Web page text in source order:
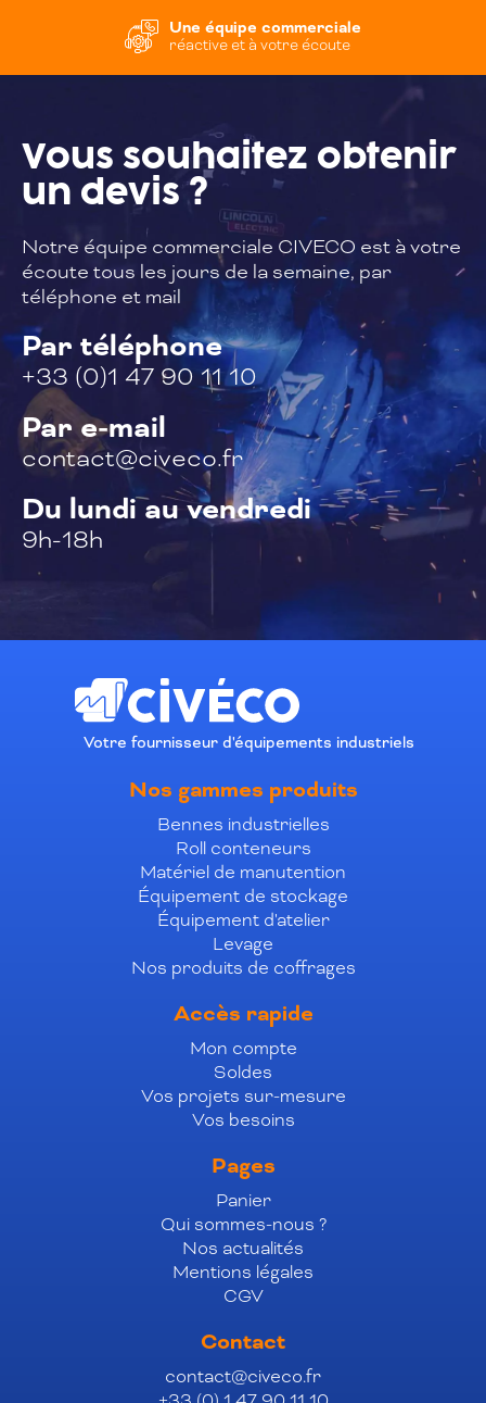
Une équipe commerciale
réactive et à votre écoute
Vous souhaitez obtenir
un devis ?
Notre équipe commerciale CIVECO est àvotre
écoute tous les jours de la semaine, par
téléphone et mail
Par téléphone
+33 (0)1 47 90 11 10
Par e-mail
contact@civeco.fr
Du lundi au vendredi
9h-18h
Votre fournisseur d'équipements industriels
Nos gammes produits
Bennes industrielles
Roll conteneurs
Matériel de manutention
Équipement de stockage
Équipement d'atelier
Levage
Nos produits de coffrages
Accès rapide
Mon compte
Soldes
Vos projets sur-mesure
Vos besoins
Pages
Panier
Qui sommes-nous ?
Nos actualités
Mentions légales
CGV
Contact
contact@civeco.fr